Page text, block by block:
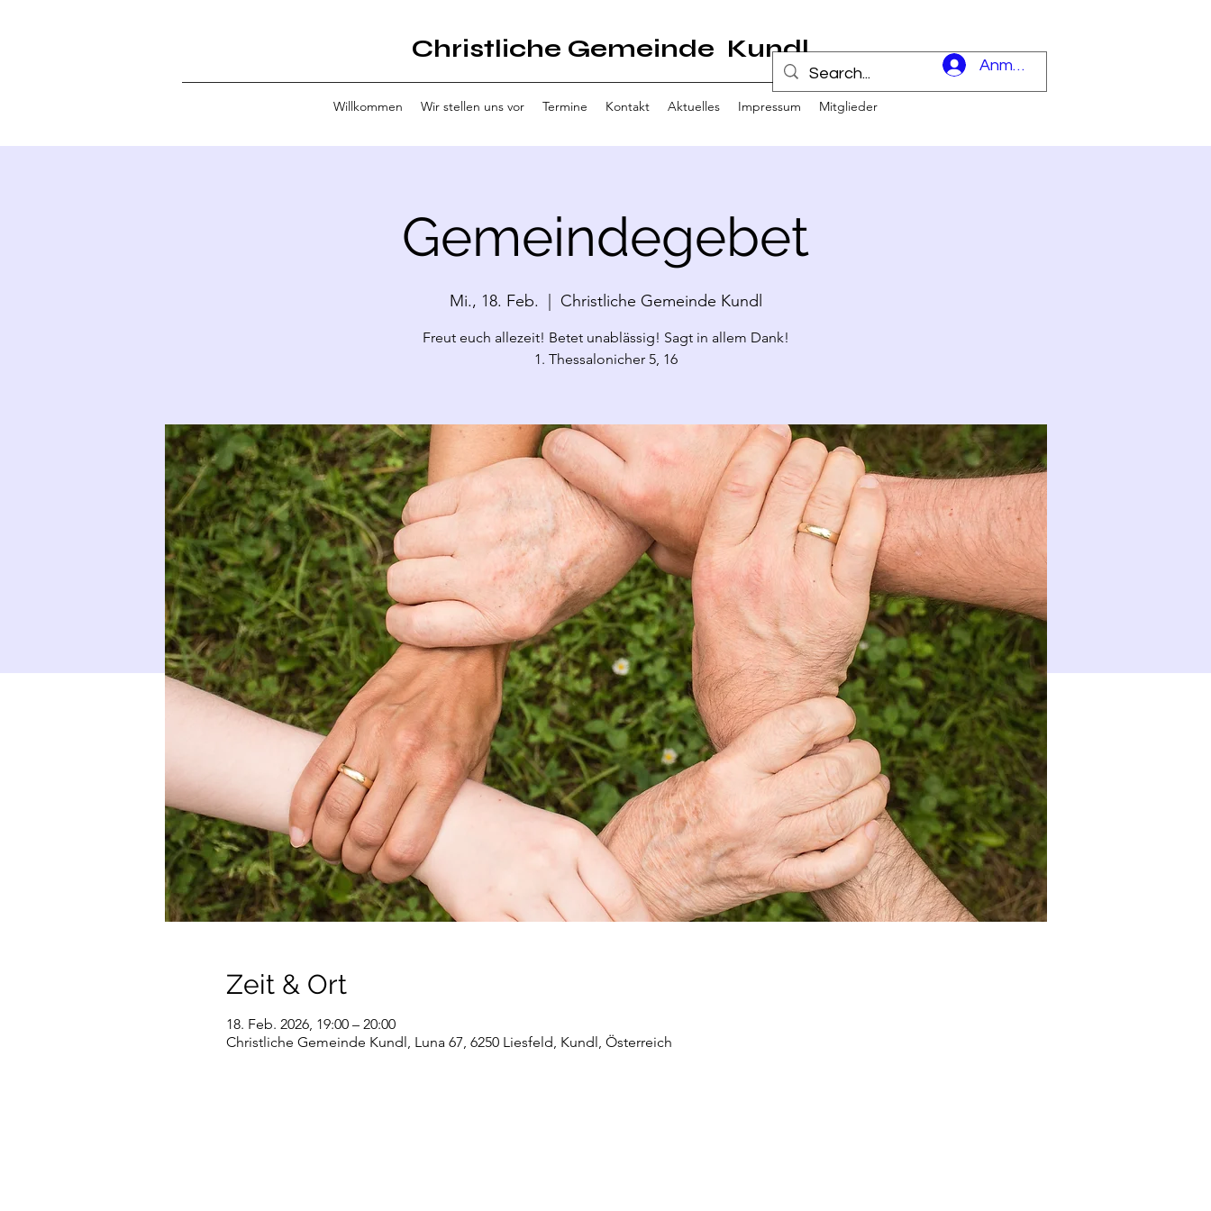
Christliche Gemeinde Kundl
Anmelden
Willkommen Wir stellen uns vor Termine Kontakt Aktuelles Impressum Mitglieder
Gemeindegebet
Mi., 18. Feb. Christliche Gemeinde Kundl
Freut euch allezeit! Betet unablässig! Sagt in allem Dank!
1. Thessalonicher 5, 16
Zeit & Ort
18. Feb. 2026, 19:00 – 20:00
Christliche Gemeinde Kundl, Luna 67, 6250 Liesfeld, Kundl, Österreich